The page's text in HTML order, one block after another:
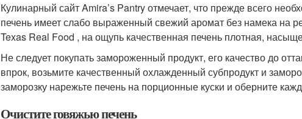
Кулинарный сайт Amira’s Pantry отмечает, что прежде всего
печень имеет слабо выраженный свежий аромат без намека на
Texas Real Food , на ощупь качественная печень плотная,
Не следует покупать замороженный продукт, его качество до
впрок, возьмите качественный охлажденный субпродукт и
заморозку нарежьте печень на порционные куски и оберните
Очистите говяжью печень